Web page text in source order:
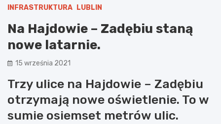
INFRASTRUKTURA LUBLIN
Na Hajdowie – Zadębiu staną
nowe latarnie.
15 września 2021
Trzy ulice na Hajdowie – Zadębiu
otrzymają nowe oświetlenie. To w
sumie osiemset metrów ulic.